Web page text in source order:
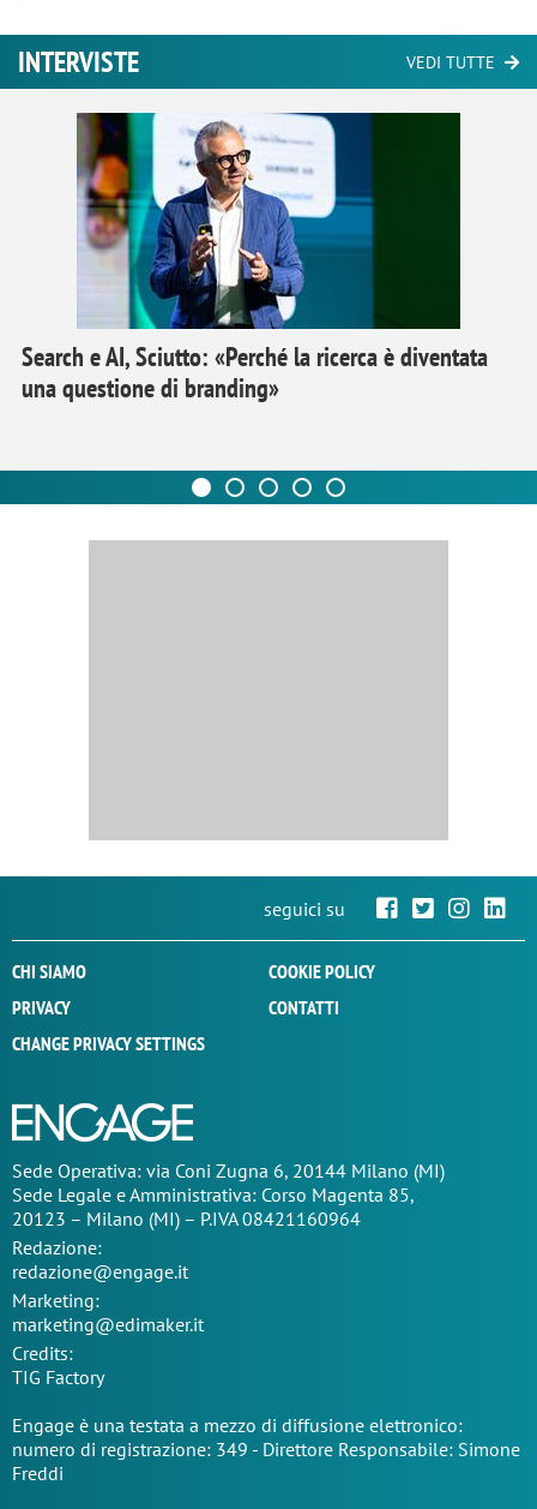
INTERVISTE VEDI TUTTE
Search e AI, Sciutto: «Perché la ricerca è diventata
una questione di branding»
seguici su
CHI SIAMO
COOKIE POLICY
PRIVACY
CONTATTI
CHANGE PRIVACY SETTINGS
Sede Operativa: via Coni Zugna 6, 20144 Milano (MI)
Sede Legale e Amministrativa: Corso Magenta 85,
20123 – Milano (MI) – P.IVA 08421160964
Redazione:
redazione@engage.it
Marketing:
marketing@edimaker.it
Credits:
TIG Factory
Engage è una testata a mezzo di diffusione elettronico:
numero di registrazione: 349 - Direttore Responsabile: Simone
Freddi